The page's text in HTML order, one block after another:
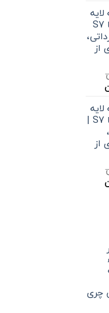
است.
طرح کربن هایما S7
از
است.
طرح کربن هایما S7 |
از
چری